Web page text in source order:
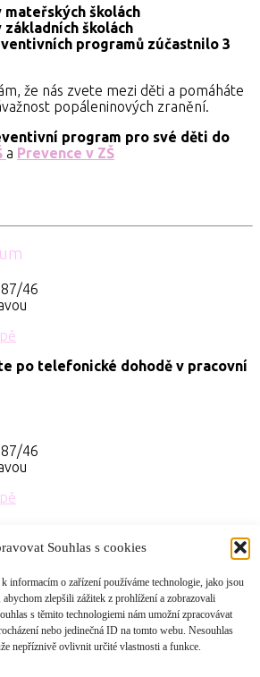
Souhlas s cookies
informacím o zařízení používáme technologie, jako jsou
zlepšili zážitek z prohlížení a zobrazovali
s těmito technologiemi nám umožní zpracovávat
nebo jedinečná ID na tomto webu. Nesouhlas
nepříznivě ovlivnit určité vlastnosti a funkce.
mateřských školách
základních školách
programů zúčastnilo 3
že nás zvete mezi děti a pomáháte
popáleninových zranění.
program pro své děti do
a Prevence v ZŠ
46
po telefonické dohodě v pracovní
46